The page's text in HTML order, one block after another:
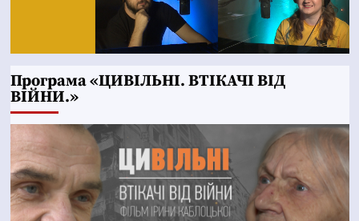
Програма «ЦИВІЛЬНІ. ВТІКАЧІ ВІД
ВІЙНИ.»